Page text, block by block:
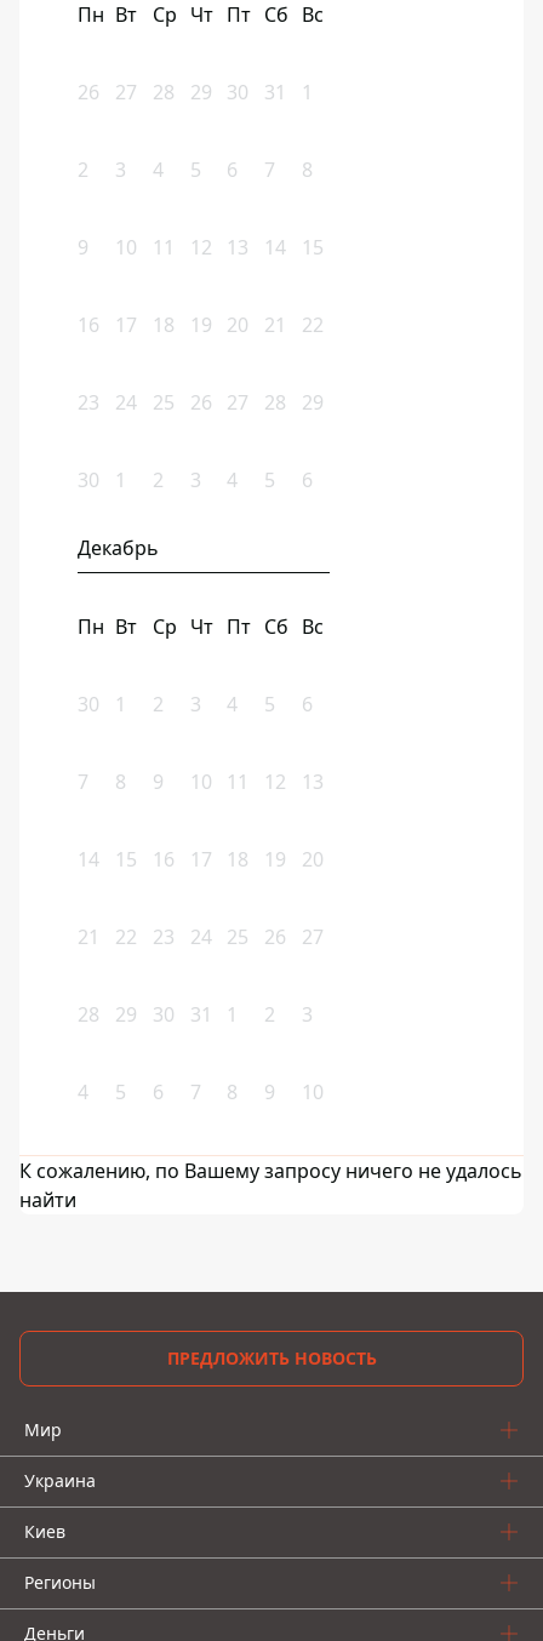
Пн Вт Ср Чт Пт Сб Вс
26 27 28 29 30 31 1
2 3 4 5 6 7 8
9 10 11 12 13 14 15
16 17 18 19 20 21 22
23 24 25 26 27 28 29
30 1 2 3 4 5 6
Декабрь
Пн Вт Ср Чт Пт Сб Вс
30 1 2 3 4 5 6
7 8 9 10 11 12 13
14 15 16 17 18 19 20
21 22 23 24 25 26 27
28 29 30 31 1 2 3
4 5 6 7 8 9 10
К сожалению, по Вашему запросу ничего не удалось
найти
ПРЕДЛОЖИТЬ НОВОСТЬ
Мир
Украина
Киев
Регионы
Деньги